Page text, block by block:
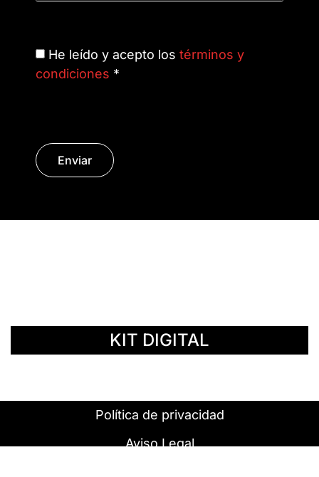
He leído y acepto los términos y
condiciones *
Enviar
KIT DIGITAL
Política de privacidad
Aviso Legal